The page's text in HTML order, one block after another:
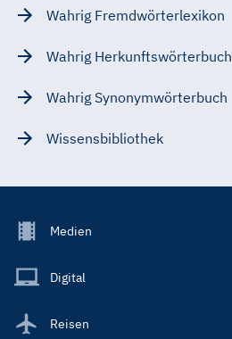
Wahrig Fremdwörterlexikon
Wahrig Herkunftswörterbuch
Wahrig Synonymwörterbuch
Wissensbibliothek
Footer
Main
Medien
Digital
Reisen